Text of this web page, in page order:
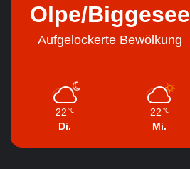
Olpe/Biggesee
Aufgelockerte Bewölkung
22 ℃
Di.
22 ℃
Mi.